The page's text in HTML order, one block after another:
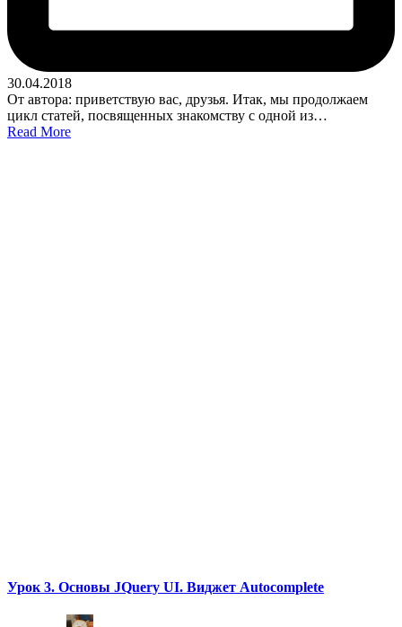
30.04.2018
От автора: приветствую вас, друзья. Итак, мы продолжаем
цикл статей, посвященных знакомству с одной из…
Read More
Урок 3. Основы JQuery UI. Виджет Autocomplete